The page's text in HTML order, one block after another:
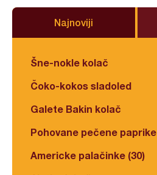
Najnoviji
Šne-nokle kolač
Čoko-kokos sladoled
Galete Bakin kolač
Pohovane pečene paprike
Americke palačinke (30)